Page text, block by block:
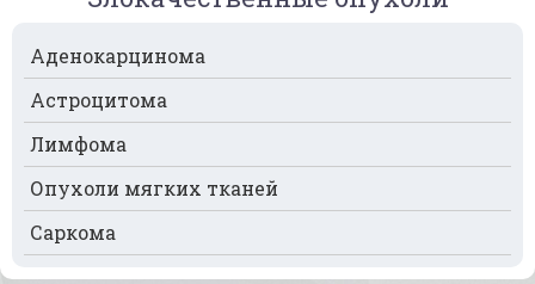
Рак крови
Рак легких
Рак лимфоузлов
Рак молочной железы
Рак мочевого пузыря
Рак носа
Аденокарцинома
Астроцитома
Лимфома
Опухоли мягких тканей
Саркома